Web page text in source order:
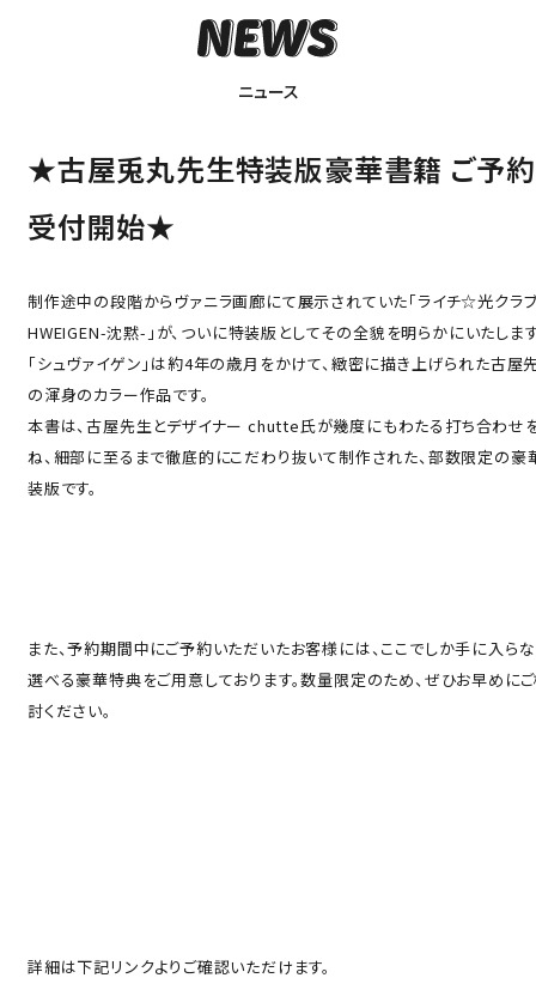
アーカイブ
Language
한국
ニュース
★古屋兎丸先生特装版豪華書籍 ご予約
受付開始★
制作途中の段階からヴァニラ画廊にて展示されていた「ライチ☆光クラ
HWEIGEN-沈黙-」が、ついに特装版としてその全貌を明らかにいたします
「シュヴァイゲン」は約4年の歳月をかけて、緻密に描き上げられた古屋
の渾身のカラー作品です。
本書は、古屋先生とデザイナー chutte氏が幾度にもわたる打ち合わせ
ね、細部に至るまで徹底的にこだわり抜いて制作された、部数限定の豪
装版です。
また、予約期間中にご予約いただいたお客様には、ここでしか手に入ら
選べる豪華特典をご用意しております。数量限定のため、ぜひお早めに
討ください。
詳細は下記リンクよりご確認いただけます。